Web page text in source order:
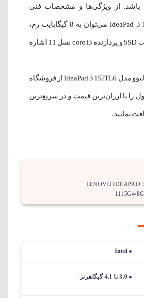
باشد. از ویژگی‌ها و مشخصات فنی
لپ‌تاپ IdeaPad 3 15ITL6 می‌توان به 8 گیگابایت رم،
حافظه پر سرعت SSD و پردازنده core i3 نسل 11 اشاره
با خرید لپ تاپ لنوو مدل IdeaPad 3 15ITL6 از فروشگاه
را با ارزان‌ترین قیمت و در سریع‌ترین
نمایید.
LENOVO IDEAPAD
1115G4/
Intel
3.0 تا 4.1 گیگاهرتز